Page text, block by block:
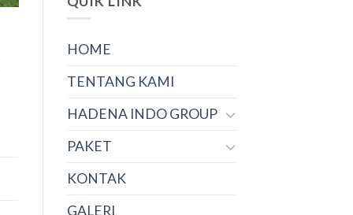
HOME
TENTANG KAMI
HADENA INDO GROUP
PAKET
KONTAK
GALERI